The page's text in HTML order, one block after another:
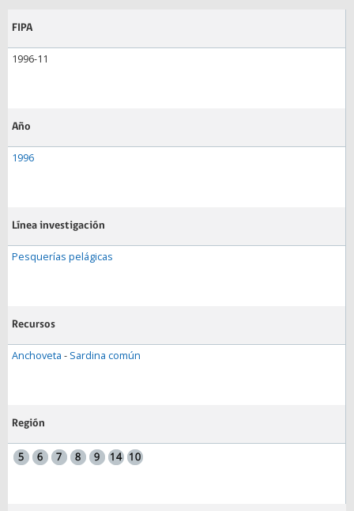
FIPA
1996-11
Año
1996
Línea investigación
Pesquerías pelágicas
Recursos
Anchoveta - Sardina común
Región